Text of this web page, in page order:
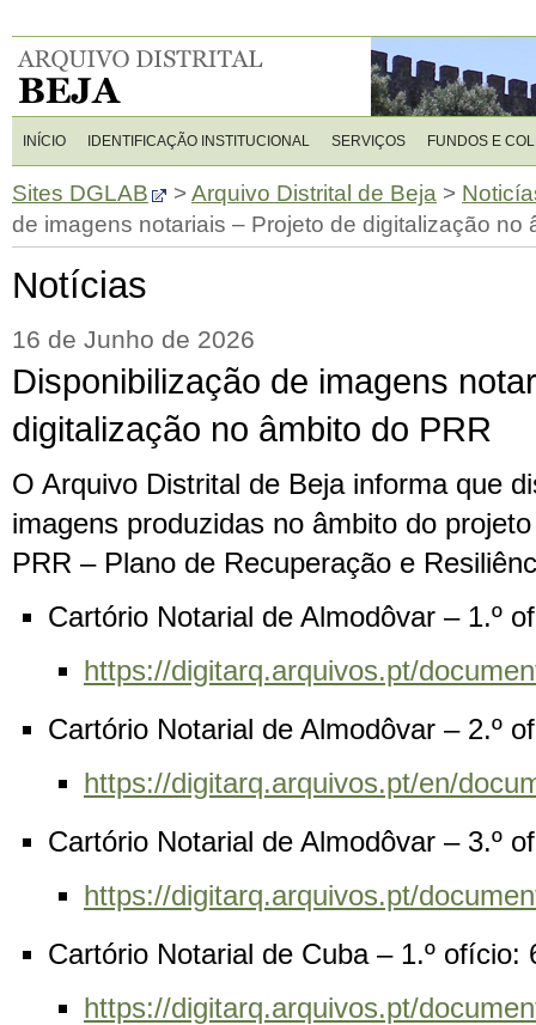
INÍCIO IDENTIFICAÇÃO INSTITUCIONAL SERVIÇOS FUNDOS E
Sites DGLAB >Arquivo Distrital de Beja >
de imagens notariais – Projeto de digitalização no
Notícias
16 de Junho de 2026
Disponibilização de imagens
digitalização no âmbito do PRR
O Arquivo Distrital de Beja informa que
imagens produzidas no âmbito do
PRR – Plano de Recuperação e
Cartório Notarial de Almodôvar – 1.º
https://digitarq.arquivos.pt/
Cartório Notarial de Almodôvar – 2.º
https://digitarq.arquivos.pt/en/
Cartório Notarial de Almodôvar – 3.º
https://digitarq.arquivos.pt/
Cartório Notarial de Cuba – 1.º ofício:
https://digitarq.arquivos.pt/